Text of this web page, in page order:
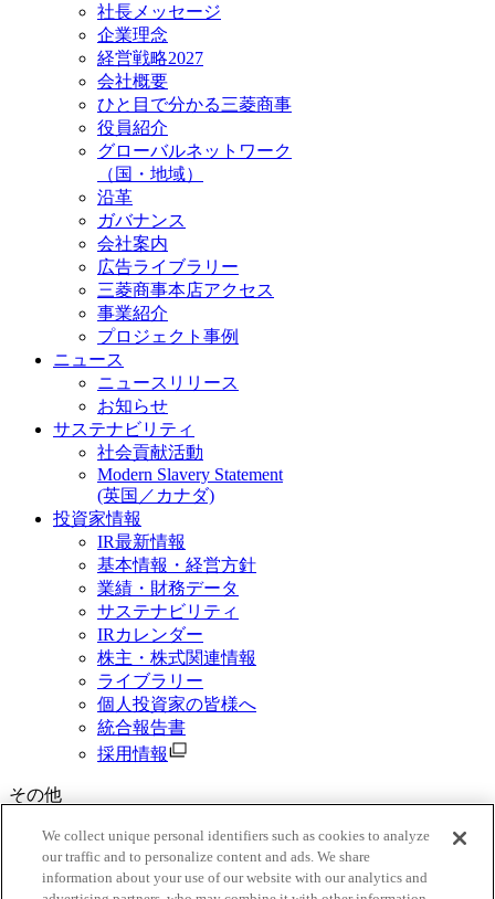
社長メッセージ
企業理念
経営戦略2027
会社概要
ひと目で分かる三菱商事
役員紹介
グローバルネットワーク
（国・地域）
沿革
ガバナンス
会社案内
広告ライブラリー
三菱商事本店アクセス
事業紹介
プロジェクト事例
ニュース
ニュースリリース
お知らせ
サステナビリティ
社会貢献活動
Modern Slavery Statement
(英国／カナダ)
投資家情報
IR最新情報
基本情報・経営方針
業績・財務データ
サステナビリティ
IRカレンダー
株主・株式関連情報
ライブラリー
個人投資家の皆様へ
統合報告書
採用情報
その他
ご利用規約
三菱商事グループ個人情報保護基本方針
We collect unique personal identifiers such as cookies to analyze
our traffic and to personalize content and ads. We share
information about your use of our website with our analytics and